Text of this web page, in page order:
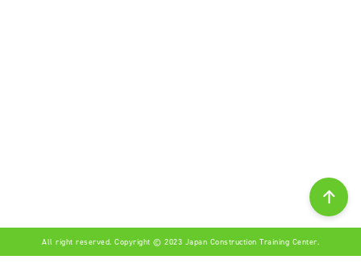
All right reserved. Copyright © 2023 Japan Construction Training Center.